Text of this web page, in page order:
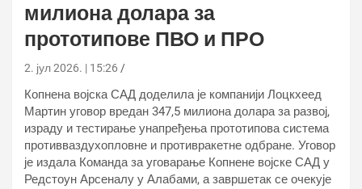
милиона долара за
прототипове ПВО и ПРО
2. јул 2026. | 15:26
Копнена војска САД доделила је компанији Лоцкхеед
Мартин уговор вредан 347,5 милиона долара за развој,
израду и тестирање унапређења прототипова система
противваздухопловне и противракетне одбране. Уговор
је издала Команда за уговарање Копнене војске САД у
Редстоун Арсеналу у Алабами, а завршетак се очекује